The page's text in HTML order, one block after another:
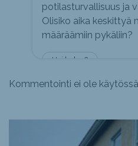
Hei haloo?
potilasturvallisuus ja
Olisiko aika keskittyä
määräämiin pykäliin?
Kommentointi ei ole